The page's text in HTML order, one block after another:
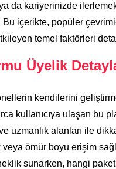
da kariyerinizde
içerikte, popüler
temel faktörleri
Üyelik
kendilerini
kullanıcıya ulaşan bu
uzmanlık alanları ile
veya ömür boyu erişim
sunarken, hangi